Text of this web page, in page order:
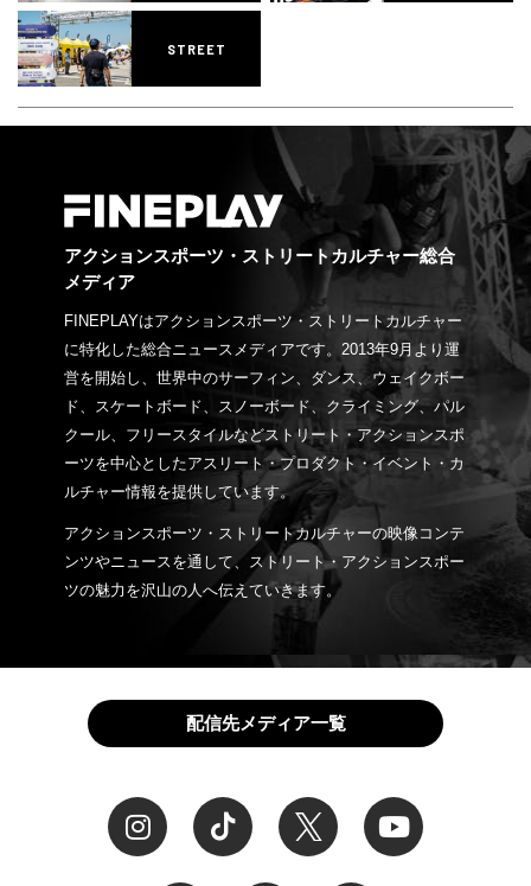
STREET
アクションスポーツ・ストリートカルチャー総合
メディア
FINEPLAYはアクションスポーツ・ストリートカルチャー
に特化した総合ニュースメディアです。2013年9月より運
営を開始し、世界中のサーフィン、ダンス、ウェイクボー
ド、スケートボード、スノーボード、クライミング、パル
クール、フリースタイルなどストリート・アクションスポ
ーツを中心としたアスリート・プロダクト・イベント・カ
ルチャー情報を提供しています。
アクションスポーツ・ストリートカルチャーの映像コンテ
ンツやニュースを通して、ストリート・アクションスポー
ツの魅力を沢山の人へ伝えていきます。
配信先メディア一覧